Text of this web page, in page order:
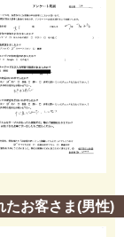
たお客さま(男性)